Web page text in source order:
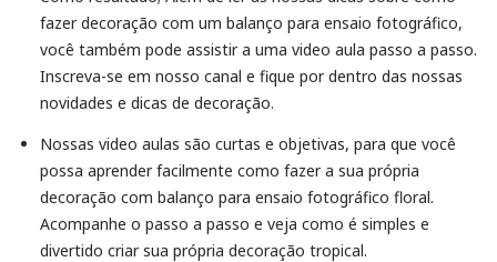
fazer decoração com um balanço para ensaio fotográfico,
você também pode assistir a uma video aula passo a passo.
Inscreva-se em nosso canal e fique por dentro das nossas
novidades e dicas de decoração.
Nossas video aulas são curtas e objetivas, para que você
possa aprender facilmente como fazer a sua própria
decoração com balanço para ensaio fotográfico floral.
Acompanhe o passo a passo e veja como é simples e
divertido criar sua própria decoração tropical.